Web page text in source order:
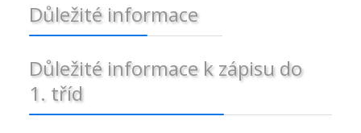
Důležité informace
Důležité informace k zápisu do
1. tříd